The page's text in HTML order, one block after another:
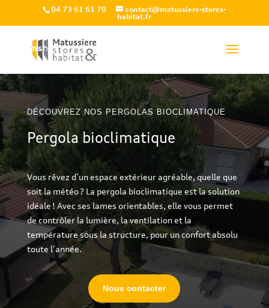
04 73 61 61 70
contact@matussiere-stores-
habitat.fr
DÉCOUVREZ NOS PERGOLAS BIOCLIMATIQUE
Pergola bioclimatique
Vous rêvez d’un espace extérieur agréable, quelle que
soit la météo ? La pergola bioclimatique est la solution
idéale ! Avec ses lames orientables, elle vous permet
de contrôler la lumière, la ventilation et la
température sous la structure, pour un confort absolu
toute l’année.
Nous contacter